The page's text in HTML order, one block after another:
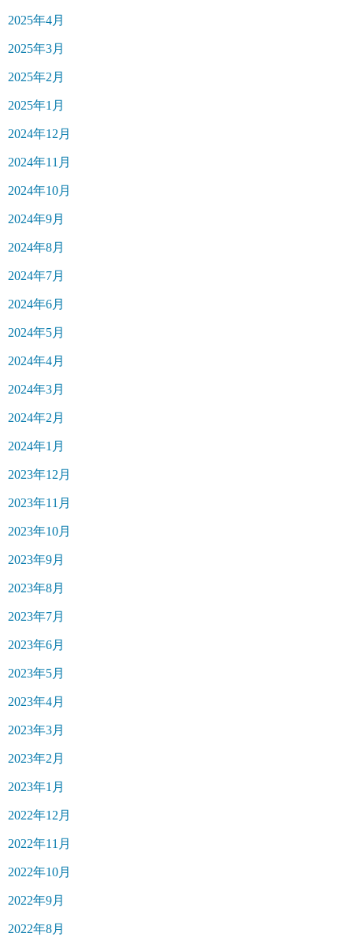
2025年4月
2025年3月
2025年2月
2025年1月
2024年12月
2024年11月
2024年10月
2024年9月
2024年8月
2024年7月
2024年6月
2024年5月
2024年4月
2024年3月
2024年2月
2024年1月
2023年12月
2023年11月
2023年10月
2023年9月
2023年8月
2023年7月
2023年6月
2023年5月
2023年4月
2023年3月
2023年2月
2023年1月
2022年12月
2022年11月
2022年10月
2022年9月
2022年8月